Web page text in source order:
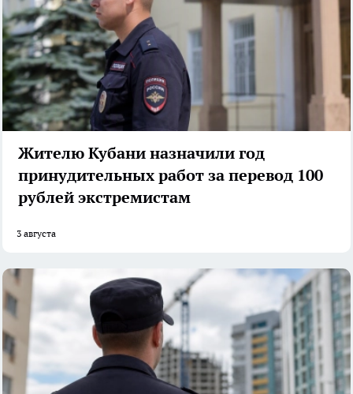
Жителю Кубани назначили год
принудительных работ за перевод 100
рублей экстремистам
3 августа